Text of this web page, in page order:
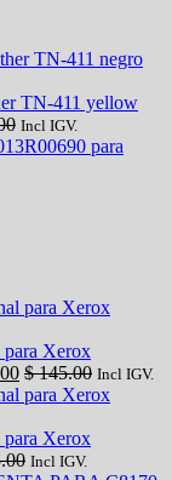
TN-411 negro
TN-411 yellow
Incl IGV.
para
Xerox
$145.00 Incl IGV.
Xerox
Incl IGV.